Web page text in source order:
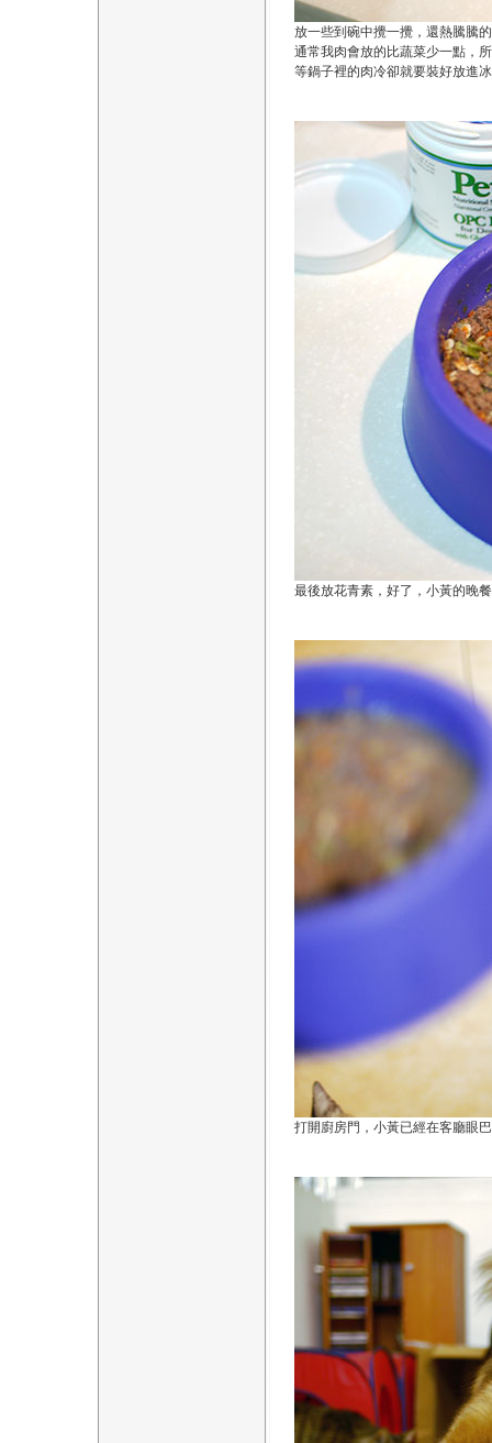
放一些到碗中攪一攪，還熱騰騰
通常我肉會放的比蔬菜少一點，
等鍋子裡的肉冷卻就要裝好放進
最後放花青素，好了，小黃的晚
打開廚房門，小黃已經在客廳眼